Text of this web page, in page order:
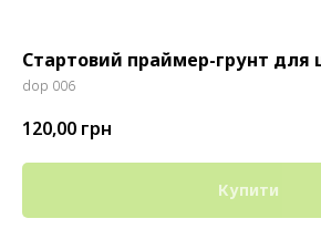
Стартовий праймер-грунт для
dop 006
120,00 грн
Купити